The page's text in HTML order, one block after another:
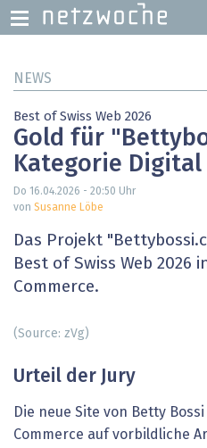
zumNEWS
Best of Swiss Web 2026
Gold für
Kategorie Digital
Do 16.04.2026 - 20:50 Uhr
von Susanne Löbe
Das Projekt
Best of Swiss Web 2026
Commerce.
(Source: zVg)
Urteil der Jury
Die neue Site von Betty
Commerce auf vorbildliche